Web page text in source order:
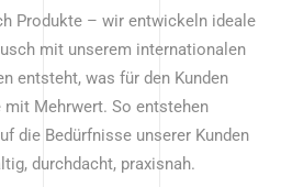
Produkte – wir entwickeln ideale
mit unserem internationalen
entsteht, was für den Kunden
Mehrwert. So entstehen
die Bedürfnisse unserer Kunden
durchdacht, praxisnah.